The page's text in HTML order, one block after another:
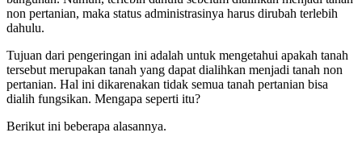
non pertanian, maka status administrasinya harus dirubah terlebih
dahulu.
Tujuan dari pengeringan ini adalah untuk mengetahui apakah tanah
tersebut merupakan tanah yang dapat dialihkan menjadi tanah non
pertanian. Hal ini dikarenakan tidak semua tanah pertanian bisa
dialih fungsikan. Mengapa seperti itu?
Berikut ini beberapa alasannya.